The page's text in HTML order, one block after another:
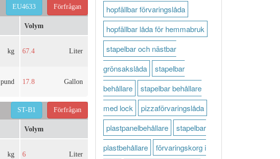
Förfrågan
EU4633
kg
pund
Volym
67.4 Liter
17.8 Gallon
Förfrågan
ST-B1
kg
Volym
6 Liter
hopfällbar förvaringslåda
hopfällbar låda för hemmabruk
stapelbar och nästbar
grönsakslåda
stapelbar
behållare
stapelbar behållare
med lock
pizzaförvaringslåda
plastpanelbehållare
stapelbar
plastbehållare
förvaringskorg i